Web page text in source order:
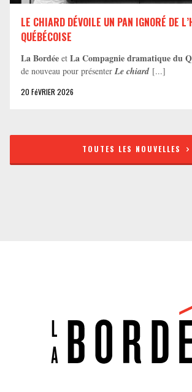
LE CHIARD DÉVOILE UN PAN IGNORÉ DE
QUÉBÉCOISE
La Bordée et La Compagnie dramatique du
de nouveau pour présenter Le chiard [...]
20 FéVRIER 2026
TOUTES LES NOUVELLES